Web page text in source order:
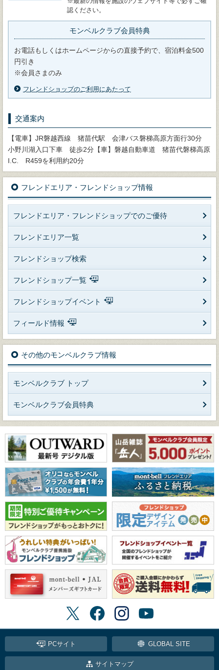
認ください。
モンベルクラブ会員特典
お電話もしくはホームページからの直接予約で、宿泊料金500
円引き
※会員さまのみ
フレンドショップのご利用にあたって
交通案内
【電車】JR磐越西線 猪苗代駅 会津バス磐梯高原方面行30分
小野川湖入口下車 徒歩2分【車】磐越自動車道 猪苗代磐梯高原
I.C. R459を利用約20分
フレンドエリア・フレンドショップ情報
フレンドエリア・フレンドショップでのご優待
フレンドエリア一覧
フレンドショップ検索
フレンドショップ一覧
フレンドショップイベント
フィールド情報
その他のモンベルクラブ情報
モンベルクラブ トップ
モンベルクラブ会員特典
PCサイト GLOBAL SITE
サイトマップ